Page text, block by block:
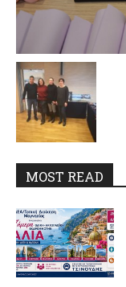
MOST READ